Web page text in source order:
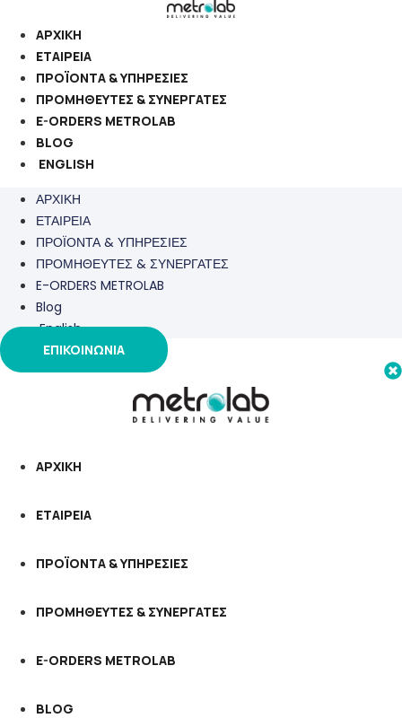
στο
περιεχόμενο
ΑΡΧΙΚΗ
ΕΤΑΙΡΕΙΑ
ΠΡΟΪΟΝΤΑ & ΥΠΗΡΕΣΙΕΣ
ΠΡΟΜΗΘΕΥΤΕΣ & ΣΥΝΕΡΓΑΤΕΣ
E-ORDERS METROLAB
BLOG
ENGLISH
ΑΡΧΙΚΗ
ΕΤΑΙΡΕΙΑ
ΠΡΟΪΟΝΤΑ & ΥΠΗΡΕΣΙΕΣ
ΠΡΟΜΗΘΕΥΤΕΣ & ΣΥΝΕΡΓΑΤΕΣ
E-ORDERS METROLAB
Blog
English
ΕΠΙΚΟΙΝΩΝΙΑ
ΑΡΧΙΚΗ
ΕΤΑΙΡΕΙΑ
ΠΡΟΪΟΝΤΑ & ΥΠΗΡΕΣΙΕΣ
ΠΡΟΜΗΘΕΥΤΕΣ & ΣΥΝΕΡΓΑΤΕΣ
E-ORDERS METROLAB
BLOG